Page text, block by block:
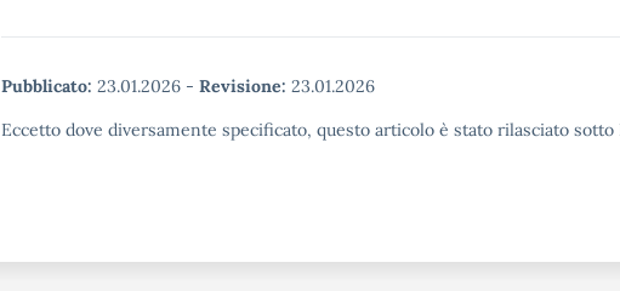
Pubblicato: 23.01.2026 - Revisione: 23.01.2026
Eccetto dove diversamente specificato, questo articolo è stato rilasciato